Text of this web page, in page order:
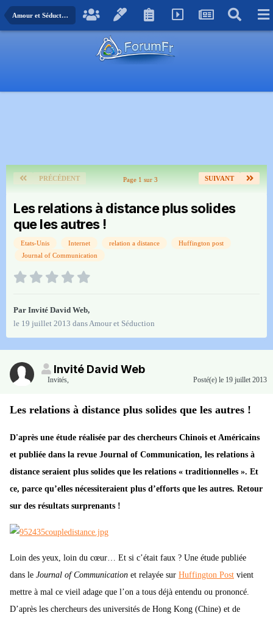
Amour et Séduction
PRÉCÉDENT SUIVANT
Page 1 sur 3
Les relations à distance plus solides
que les autres !
Etats-Unis Internet relation a distance
Huffington post
Journal of Communication
Par Invité David Web,
le 19 juillet 2013 dansAmour et Séduction
Invité David Web
Invités, Posté(e) le 19 juillet 2013
Les relations à distance plus solides que les autres !
D'après une étude réalisée par des chercheurs Chinois et Américains
et publiée dans la revue Journal of Communication, les relations à
distance seraient plus solides que les relations « traditionnelles ». Et
ce, parce qu’elles nécessiteraient plus d’efforts que les autres. Retour
sur des résultats surprenants !
Loin des yeux, loin du cœur… Et si c’était faux ? Une étude publiée
dans le Journal of Communication et relayée sur Huffington Post vient
mettre à mal ce vieil adage que l’on a tous déjà entendu ou prononcé.
D’après les chercheurs des universités de Hong Kong (Chine) et de